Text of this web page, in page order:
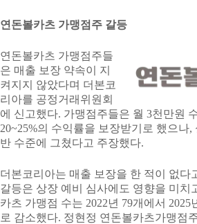
연돈볼카츠 가맹점주 갈등
연돈볼카츠 가맹점주들
은 매출 보장 약속이 지
켜지지 않았다며 더본코
리아를 공정거래위원회
에 신고했다. 가맹점주들은 월 3천만원
20~25%의 수익률을 보장받기로 했으나,
반 수준에 그쳤다고 주장했다.
더본코리아는 매출 보장을 한 적이 없다
갈등은 상장 예비 심사에도 영향을 미치
카츠 가맹점 수는 2022년 79개에서 2025
로 감소했다. 정현정 연돈볼카츠가맹점